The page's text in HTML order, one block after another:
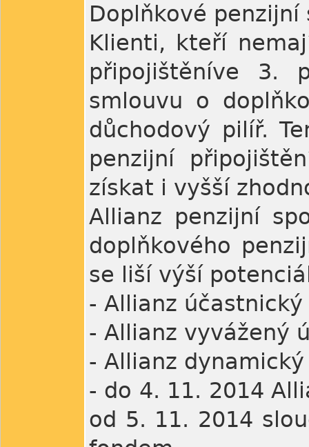
Doplňkové penzijní
Klienti, kteří
připojištěníve 3.
smlouvu o
důchodový pilíř.
penzijní
získat i vyšší
Allianz penzijní
doplňkového
se liší výší
- Allianz
- Allianz vyvážený
- Allianz
- do 4. 11. 2014
od 5. 11. 2014